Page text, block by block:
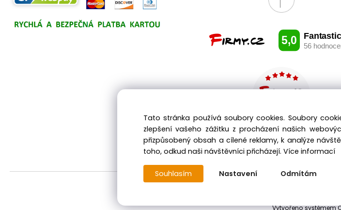
Vytvořeno systémem
Tato stránka používá soubory cookies. Soubory
zlepšení vašeho zážitku z procházení našich
přizpůsobený obsah a cílené reklamy, k analýze
toho, odkud naši návštěvníci přicházejí. Více informací
Souhlasím Nastavení Odmítám